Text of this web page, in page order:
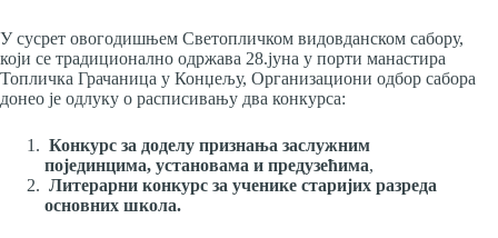
У сусрет овогодишњем Светопличком видовданском сабору,
који се традиционално одржава 28.јуна у порти манастира
Топличка Грачаница у Конџељу, Организациони одбор сабора
донео је одлуку о расписивању два конкурса:
Конкурс за доделу признања заслужним
појединцима, установама и предузећима,
Литерарни конкурс за ученике старијих разреда
основних школа.